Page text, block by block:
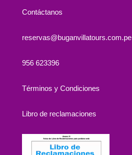
Contáctanos
reservas@buganvillatours.com.pe
956 623396
Términos y Condiciones
Libro de reclamaciones